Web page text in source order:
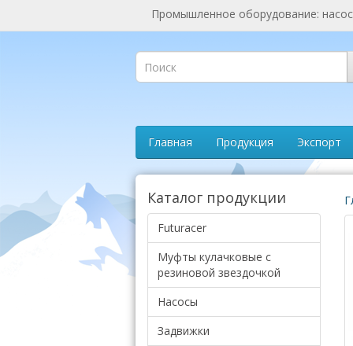
Промышленное оборудование:
Главная Продукция Экспорт
Каталог продукции
Futuracer
Муфты кулачковые с
резиновой звездочкой
Насосы
Задвижки